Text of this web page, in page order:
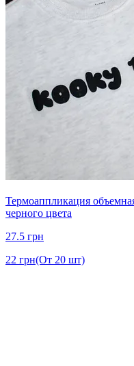
Термоаппликация
черного цвета
27.5 грн
22 грн(От 20 шт)